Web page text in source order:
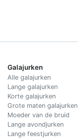
Galajurken
Alle galajurken
Lange galajurken
Korte galajurken
Grote maten galajurken
Moeder van de bruid
Lange avondjurken
Lange feestjurken